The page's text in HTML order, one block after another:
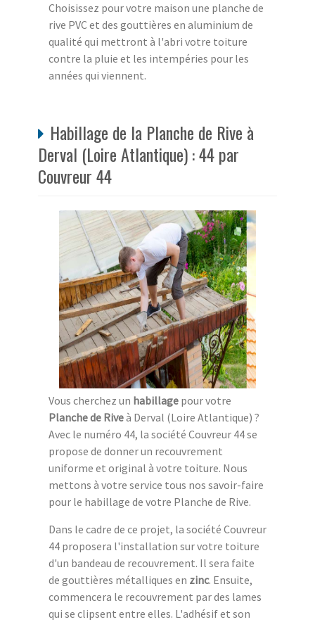
Choisissez pour votre maison une planche de
rive PVC et des gouttières en aluminium de
qualité qui mettront à l'abri votre toiture
contre la pluie et les intempéries pour les
années qui viennent.
Habillage de la Planche de Rive à
Derval (Loire Atlantique) : 44 par
Couvreur 44
Vous cherchez un habillage pour votre
Planche de Riveà Derval (Loire Atlantique) ?
Avec le numéro 44, la société Couvreur 44 se
propose de donner un recouvrement
uniforme et original à votre toiture. Nous
mettons à votre service tous nos savoir-faire
pour le habillage de votre Planche de Rive.
Dans le cadre de ce projet, la société Couvreur
44 proposera l'installation sur votre toiture
d'un bandeau de recouvrement. Il sera faite
de gouttières métalliques en zinc. Ensuite,
commencera le recouvrement par des lames
qui se clipsent entre elles. L'adhésif et son